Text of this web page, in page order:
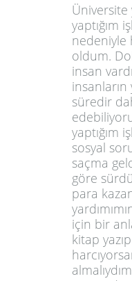
Üniversite
yaptığım
oldum.
insan
insanların
süredir
yaptığım
sosyal
saçma
göre
para
için bir
kitap